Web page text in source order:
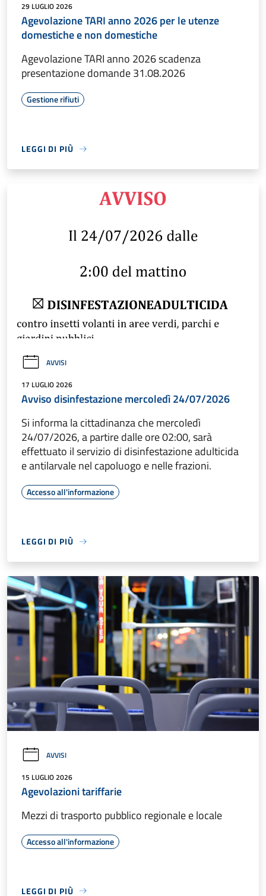
29 LUGLIO 2026
Agevolazione TARI anno 2026 per le utenze
domestiche e non domestiche
Agevolazione TARI anno 2026 scadenza
presentazione domande 31.08.2026
Gestione rifiuti
LEGGI DI PIÙ
AVVISI
17 LUGLIO 2026
Avviso disinfestazione mercoledì 24/07/2026
Si informa la cittadinanza che mercoledì
24/07/2026, a partire dalle ore 02:00, sarà
effettuato il servizio di disinfestazione adulticida
e antilarvale nel capoluogo e nelle frazioni.
Accesso all'informazione
LEGGI DI PIÙ
AVVISI
15 LUGLIO 2026
Agevolazioni tariffarie
Mezzi di trasporto pubblico regionale e locale
Accesso all'informazione
LEGGI DI PIÙ